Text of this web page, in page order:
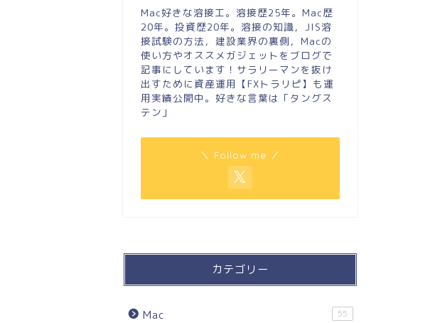
Mac好きな溶接工。溶接歴25年。Mac歴
20年。投資歴20年。溶接の知識，JIS溶
接試験の方法，建設業界の裏側，Macの
使い方やオススメガジェットをブログで
記事にしています！サラリーマンを抜け
出すために資産運用【FXトラリピ】も運
用実績公開中。好きな言葉は「タングス
テン」
＼ Follow me ／
カテゴリー
Mac 55